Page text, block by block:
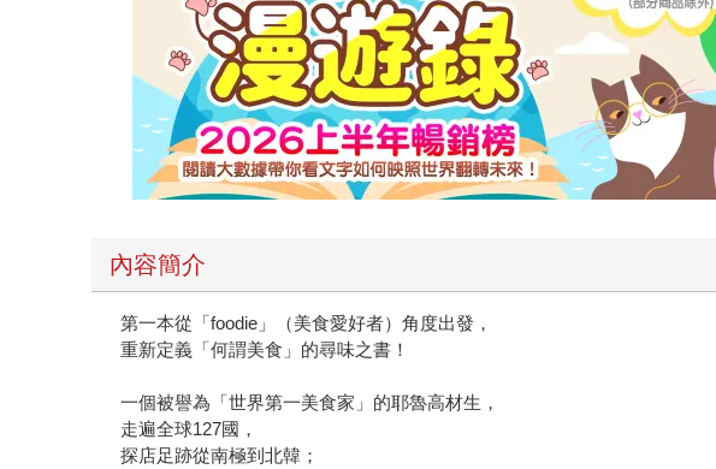
內容簡介
第一本從「foodie」（美食愛好者）角度出發，
重新定義「何謂美食」的尋味之書！
一個被譽為「世界第一美食家」的耶魯高材生，
走遍全球127國，
探店足跡從南極到北韓；